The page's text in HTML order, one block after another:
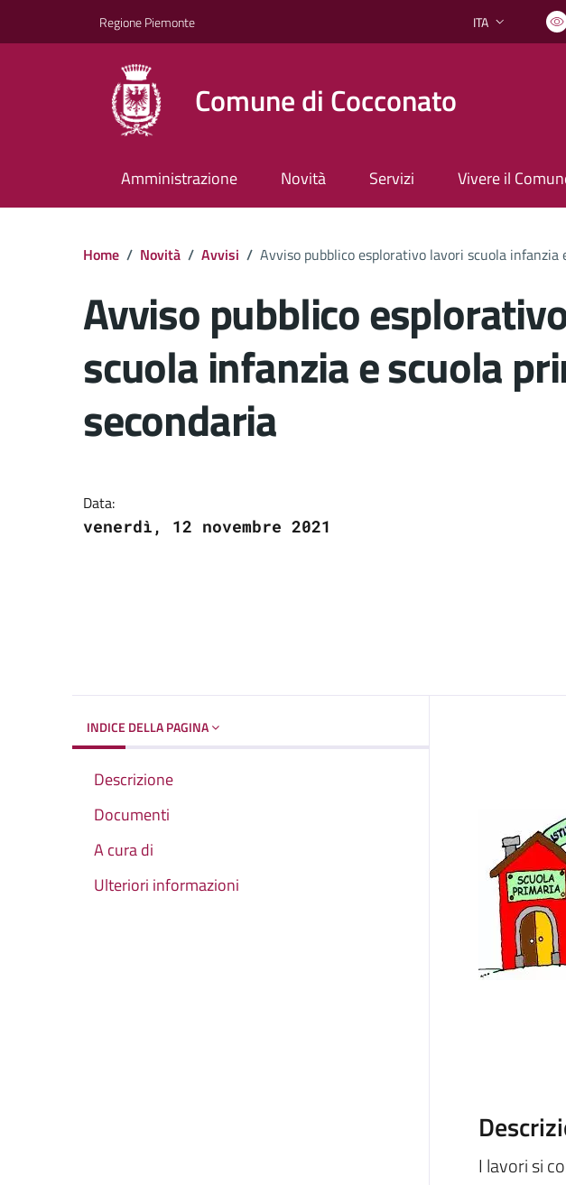
Regione Piemonte Lingua attiva:
ITA
Comune di Cocconato
Amministrazione Novità Servizi Vivere il
Home / Novità / Avvisi / Avviso pubblico esplorativo lavori scuola infanzia
Avviso pubblico
scuola infanzia e scuola
secondaria
Data:
venerdì, 12 novembre 2021
INDICE DELLA PAGINA
Descrizione
Documenti
A cura di
Ulteriori informazioni
I lavori si